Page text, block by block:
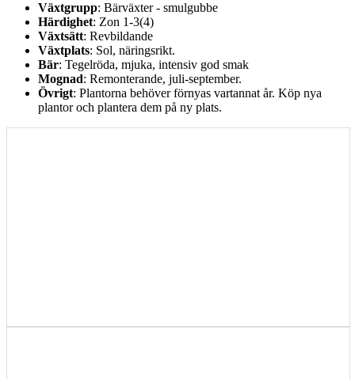
Växtgrupp: Bärväxter - smulgubbe
Härdighet: Zon 1-3(4)
Växtsätt: Revbildande
Växtplats: Sol, näringsrikt.
Bär: Tegelröda, mjuka, intensiv god smak
Mognad: Remonterande, juli-september.
Övrigt: Plantorna behöver förnyas vartannat år. Köp nya
plantor och plantera dem på ny plats.